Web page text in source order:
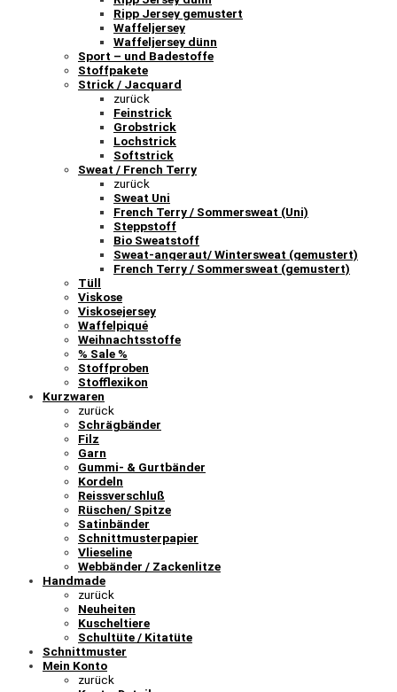
Ripp Jersey gemustert
Waffeljersey
Waffeljersey dünn
Sport – und Badestoffe
Stoffpakete
Strick / Jacquard
zurück
Feinstrick
Grobstrick
Lochstrick
Softstrick
Sweat / French Terry
zurück
Sweat Uni
French Terry / Sommersweat (Uni)
Steppstoff
Bio Sweatstoff
Sweat-angeraut/ Wintersweat (gemustert)
French Terry / Sommersweat (gemustert)
Tüll
Viskose
Viskosejersey
Waffelpiqué
Weihnachtsstoffe
% Sale %
Stoffproben
Stofflexikon
Kurzwaren
zurück
Schrägbänder
Filz
Garn
Gummi- & Gurtbänder
Kordeln
Reissverschluß
Rüschen/ Spitze
Satinbänder
Schnittmusterpapier
Vlieseline
Webbänder / Zackenlitze
Handmade
zurück
Neuheiten
Kuscheltiere
Schultüte / Kitatüte
Schnittmuster
Mein Konto
zurück